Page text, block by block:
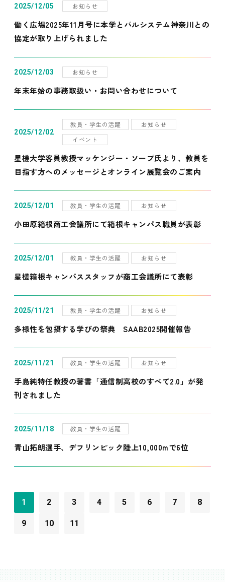
2025/12/05 お知らせ
働く広場2025年11月号に本学とパルシステム神奈川との
協定が取り上げられました
2025/12/03 お知らせ
年末年始の事務取扱い・お問い合わせについて
2025/12/02
教員・学生の活躍
お知らせ
イベント
星槎大学客員教授マッケンジー・ソープ氏より、教員を
目指す方へのメッセージとオンライン展覧会のご案内
2025/12/01 教員・学生の活躍 お知らせ
小田原箱根商工会議所にて箱根キャンパス職員が表彰
2025/12/01 教員・学生の活躍 お知らせ
星槎箱根キャンパススタッフが商工会議所にて表彰
2025/11/21 教員・学生の活躍 お知らせ
多様性を包摂する学びの祭典 SAAB2025開催報告
2025/11/21 教員・学生の活躍 お知らせ
手島純特任教授の著書「通信制高校のすべて2.0」が発
刊されました
2025/11/18 教員・学生の活躍
青山拓朗選手、デフリンピック陸上10,000mで6位
1 2 3 4 5 6 7 8
9 10 11